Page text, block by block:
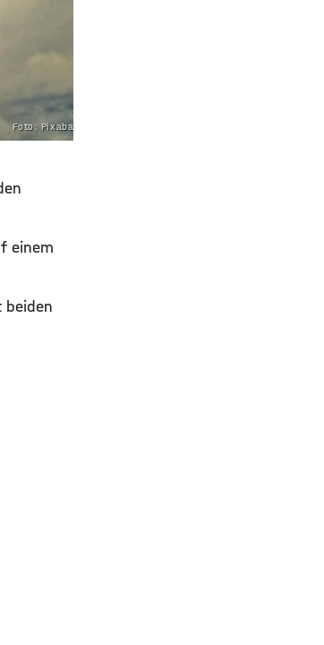
Foto: Pixabay.com
einem
beiden